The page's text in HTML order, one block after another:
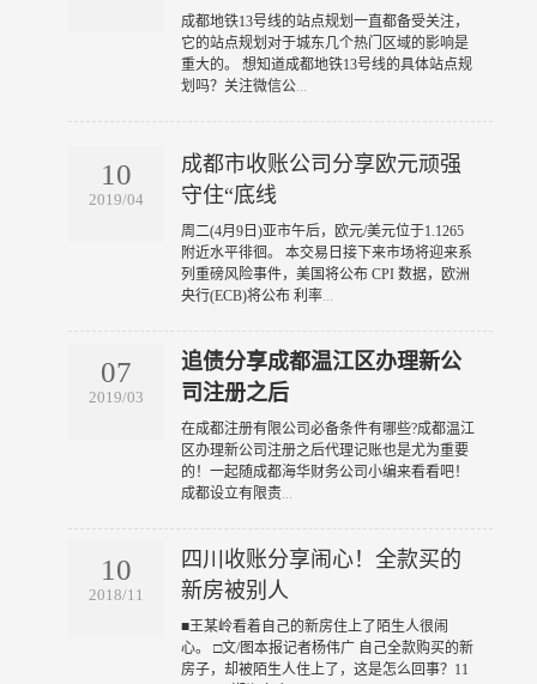
​成都地铁13号线的站点规划一直都备受关注，
它的站点规划对于城东几个热门区域的影响是
重大的。 想知道成都地铁13号线的具体站点规
划吗？关注微信公...
10
2019/04
成都市收账公司分享欧元顽强
守住“底线
​周二(4月9日)亚市午后，欧元/美元位于1.1265
附近水平徘徊。 本交易日接下来市场将迎来系
列重磅风险事件，美国将公布 CPI 数据，欧洲
央行(ECB)将公布 利率...
07
2019/03
追债分享成都温江区办理新公
司注册之后
​在成都注册有限公司必备条件有哪些?成都温江
区办理新公司注册之后代理记账也是尤为重要
的！一起随成都海华财务公司小编来看看吧！
成都设立有限责...
10
2018/11
四川收账分享闹心！全款买的
新房被别人
​■王某岭看着自己的新房住上了陌生人很闹
心。 □文/图本报记者杨伟广 自己全款购买的新
房子，却被陌生人住上了，这是怎么回事？11